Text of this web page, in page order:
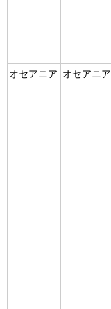
オセアニア オセアニア